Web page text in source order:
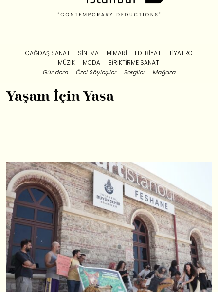
ÇAĞDAŞ SANAT SINEMA MIMARI EDEBIYAT
TIYATRO
MÜZIK
MODA
BIRIKTIRME SANATI
Gündem
Özel Söyleşiler Sergiler Mağaza
Yaşam İçin Yasa